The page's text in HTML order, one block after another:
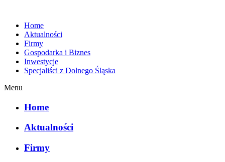
Home
Aktualności
Firmy
Gospodarka i Biznes
Inwestycje
Specjaliści z Dolnego Śląska
Menu
Home
Aktualności
Firmy